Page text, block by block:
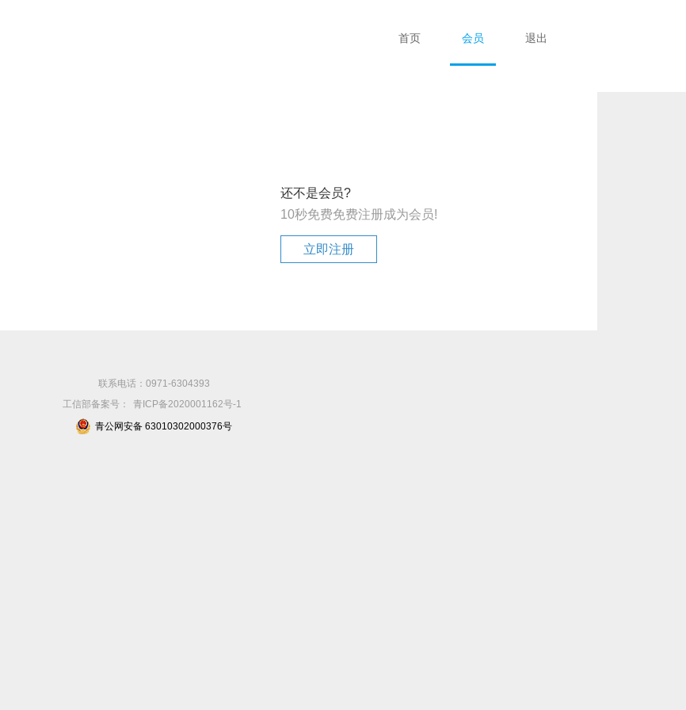
首页 会员 退出
还不是会员?
10秒免费免费注册成为会员!
立即注册
联系电话：0971-6304393
工信部备案号：
青ICP备2020001162号-1
青公网安备 63010302000376号